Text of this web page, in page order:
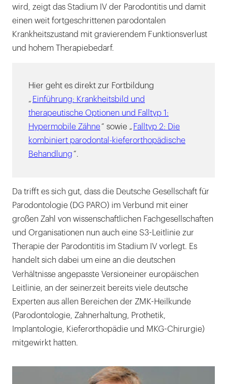
wird, zeigt das Stadium IV der Parodontitis und damit
einen weit fortgeschrittenen parodontalen
Krankheitszustand mit gravierendem Funktionsverlust
und hohem Therapiebedarf.
Hier geht es direkt zur Fortbildung
„ Einführung: Krankheitsbild und
therapeutische Optionen und Falltyp 1:
Hypermobile Zähne“ sowie „ Falltyp 2: Die
kombiniert parodontal-kieferorthopädische
Behandlung“.
Da trifft es sich gut, dass die Deutsche Gesellschaft für
Parodontologie (DG PARO) im Verbund mit einer
großen Zahl von wissenschaftlichen Fachgesellschaften
und Organisationen nun auch eine S3-Leitlinie zur
Therapie der Parodontitis im Stadium IV vorlegt. Es
handelt sich dabei um eine an die deutschen
Verhältnisse angepasste Versioneiner europäischen
Leitlinie, an der seinerzeit bereits viele deutsche
Experten aus allen Bereichen der ZMK-Heilkunde
(Parodontologie, Zahnerhaltung, Prothetik,
Implantologie, Kieferorthopädie und MKG-Chirurgie)
mitgewirkt hatten.